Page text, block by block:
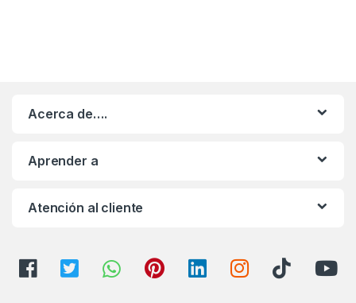
Acerca de….
Aprender a
Atención al cliente